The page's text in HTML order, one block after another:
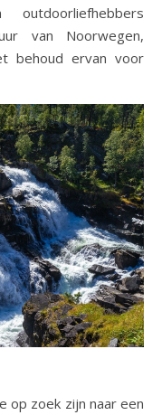
outdoorliefhebbers
van Noorwegen,
behoud ervan voor
op zoek zijn naar een